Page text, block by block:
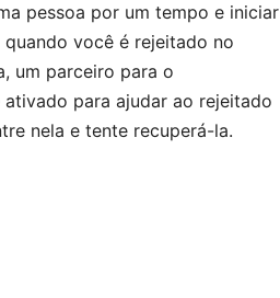
pessoa por um tempo e iniciar
quando você é rejeitado no
um parceiro para o
ativado para ajudar ao rejeitado
nela e tente recuperá-la.